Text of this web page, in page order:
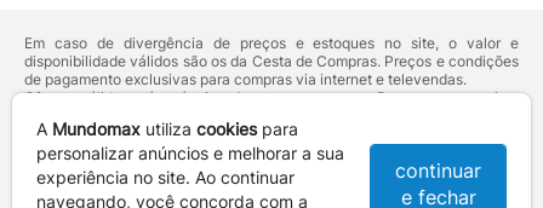
Em caso de divergência de preços e estoques no site, o valor e
disponibilidade válidos são os da Cesta de Compras. Preços e condições
de pagamento exclusivas para compras via internet e televendas.
Ofertas válidas até o término de nossos estoques. Para compras acima
deVenda Corporativa.
Os preços apresentados no site prevalecem sobre outros anunciados em
qualquer outro meio de comunicação ou sites de buscas. Código de
Defesa do Consumidor:Lei nº 8.078.
A Mundomax utiliza cookiespara
personalizar anúncios e melhorar a sua
experiência no site. Ao continuar
navegando, você concorda com a
continuar
e fechar